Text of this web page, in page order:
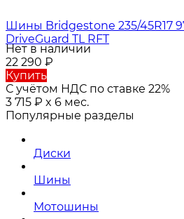
Шины Bridgestone 235/45R17
DriveGuard TL RFT
Нет в наличии
22 290 ₽
Купить
С учётом НДС по ставке 22%
3 715 ₽ x 6 мес.
Популярные разделы
Диски
Шины
Мотошины